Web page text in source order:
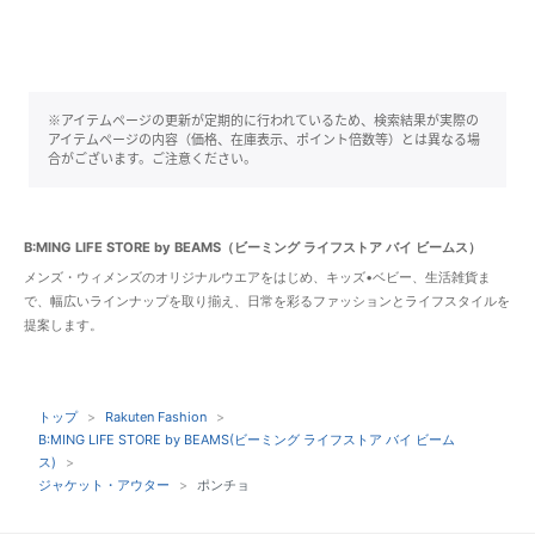
※アイテムページの更新が定期的に行われているため、検索結果が実際の
アイテムページの内容（価格、在庫表示、ポイント倍数等）とは異なる場
合がございます。ご注意ください。
B:MING LIFE STORE by BEAMS（ビーミング ライフストア バイ ビームス）
メンズ・ウィメンズのオリジナルウエアをはじめ、キッズ•ベビー、生活雑貨ま
で、幅広いラインナップを取り揃え、日常を彩るファッションとライフスタイルを
提案します。
トップ
Rakuten Fashion
B:MING LIFE STORE by BEAMS(ビーミング ライフストア バイ ビーム
ス)
ジャケット・アウター
ポンチョ